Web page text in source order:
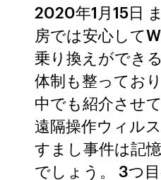
2020年1月15日
房では安心して
乗り換えができ
体制も整ってお
中でも紹介させ
遠隔操作ウィル
すまし事件は記
でしょう。 3つ